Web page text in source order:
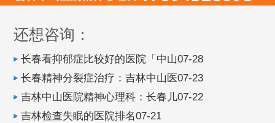
还想咨询：
长春看抑郁症比较好的医院「中山07-28
长春精神分裂症治疗：吉林中山医07-23
吉林中山医院精神心理科：长春儿07-22
吉林检查失眠的医院排名07-21